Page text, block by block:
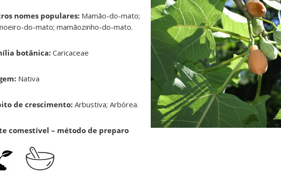
nomes populares: Mamão-do-mato;
do-mato; mamãozinho-do-mato.
botânica:Caricaceae
Nativa
de crescimento:Arbustiva; Arbórea.
comestível – método de preparo